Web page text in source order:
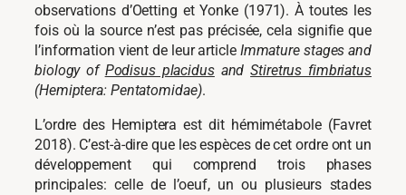
observations d’Oetting et Yonke (1971). À toutes les
fois où la source n’est pas précisée, cela signifie que
l’information vient de leur article Immature stages and
biology of Podisus placidusandStiretrus fimbriatus
(Hemiptera: Pentatomidae).
L’ordre des Hemiptera est dit hémimétabole (Favret
2018). C’est-à-dire que les espèces de cet ordre ont un
développement qui comprend trois phases
principales: celle de l’oeuf, un ou plusieurs stades